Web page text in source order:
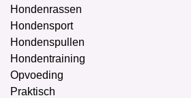
Hondenrassen
Hondensport
Hondenspullen
Hondentraining
Opvoeding
Praktisch